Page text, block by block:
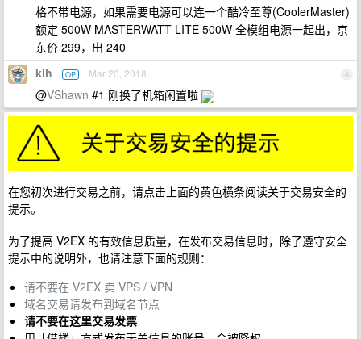
格不带电源，如果需要电源可以连一个酷冷至尊(CoolerMaster)
额定 500W MASTERWATT LITE 500W 全模组电源一起出，京
东价 299，出 240
4
klh OP Mar 20, 2018
@VShawn #1 刚换了机箱闲置啦
在您初次进行交易之前，请点击上面的黄色横条阅读关于交易安全的
提示。
为了提高 V2EX 的有效信息质量，在发布交易信息时，除了遵守安全
提示中的说明外，也请注意下面的规则：
请不要在 V2EX 卖 VPS / VPN
域名交易请发布到域名节点
请不要在这里交易发票